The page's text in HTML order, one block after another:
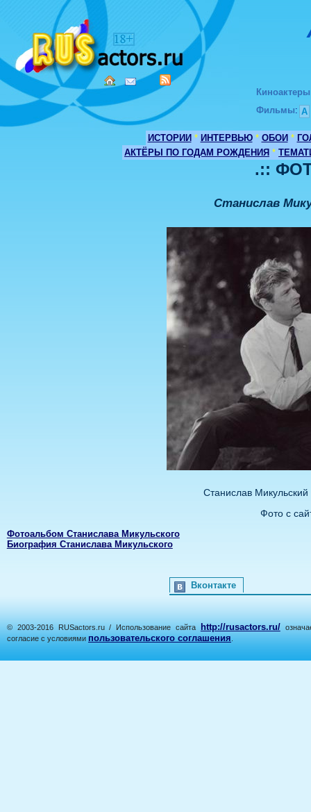
Киноактеры
Фильмы: А
ИСТОРИИ * ИНТЕРВЬЮ * ОБОИ *
АКТЁРЫ ПО ГОДАМ РОЖДЕНИЯ *
.::
Станислав
Станислав
Фото с
Фотоальбом Станислава Микульского
Биография Станислава Микульского
Вконтакте
© 2003-2016 RUSactors.ru / Использование сайта http://rusactors.ru/
согласие с условиями пользовательского соглашения